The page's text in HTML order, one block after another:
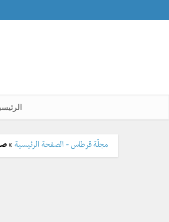
مجلّة قرطاس - الصفحة الرئيسية »